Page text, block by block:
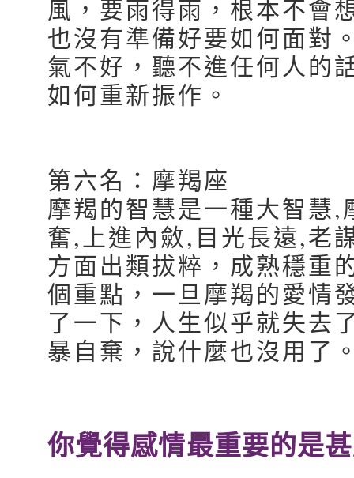
風，要雨得雨，根本不會
也沒有準備好要如何面對
氣不好，聽不進任何人的
如何重新振作。
第六名：摩羯座
摩羯的智慧是一種大智慧
奮,上進內斂,目光長遠,老
方面出類拔粹，成熟穩重
個重點，一旦摩羯的愛情
了一下，人生似乎就失去
暴自棄，說什麼也沒用了
你覺得感情最重要的是